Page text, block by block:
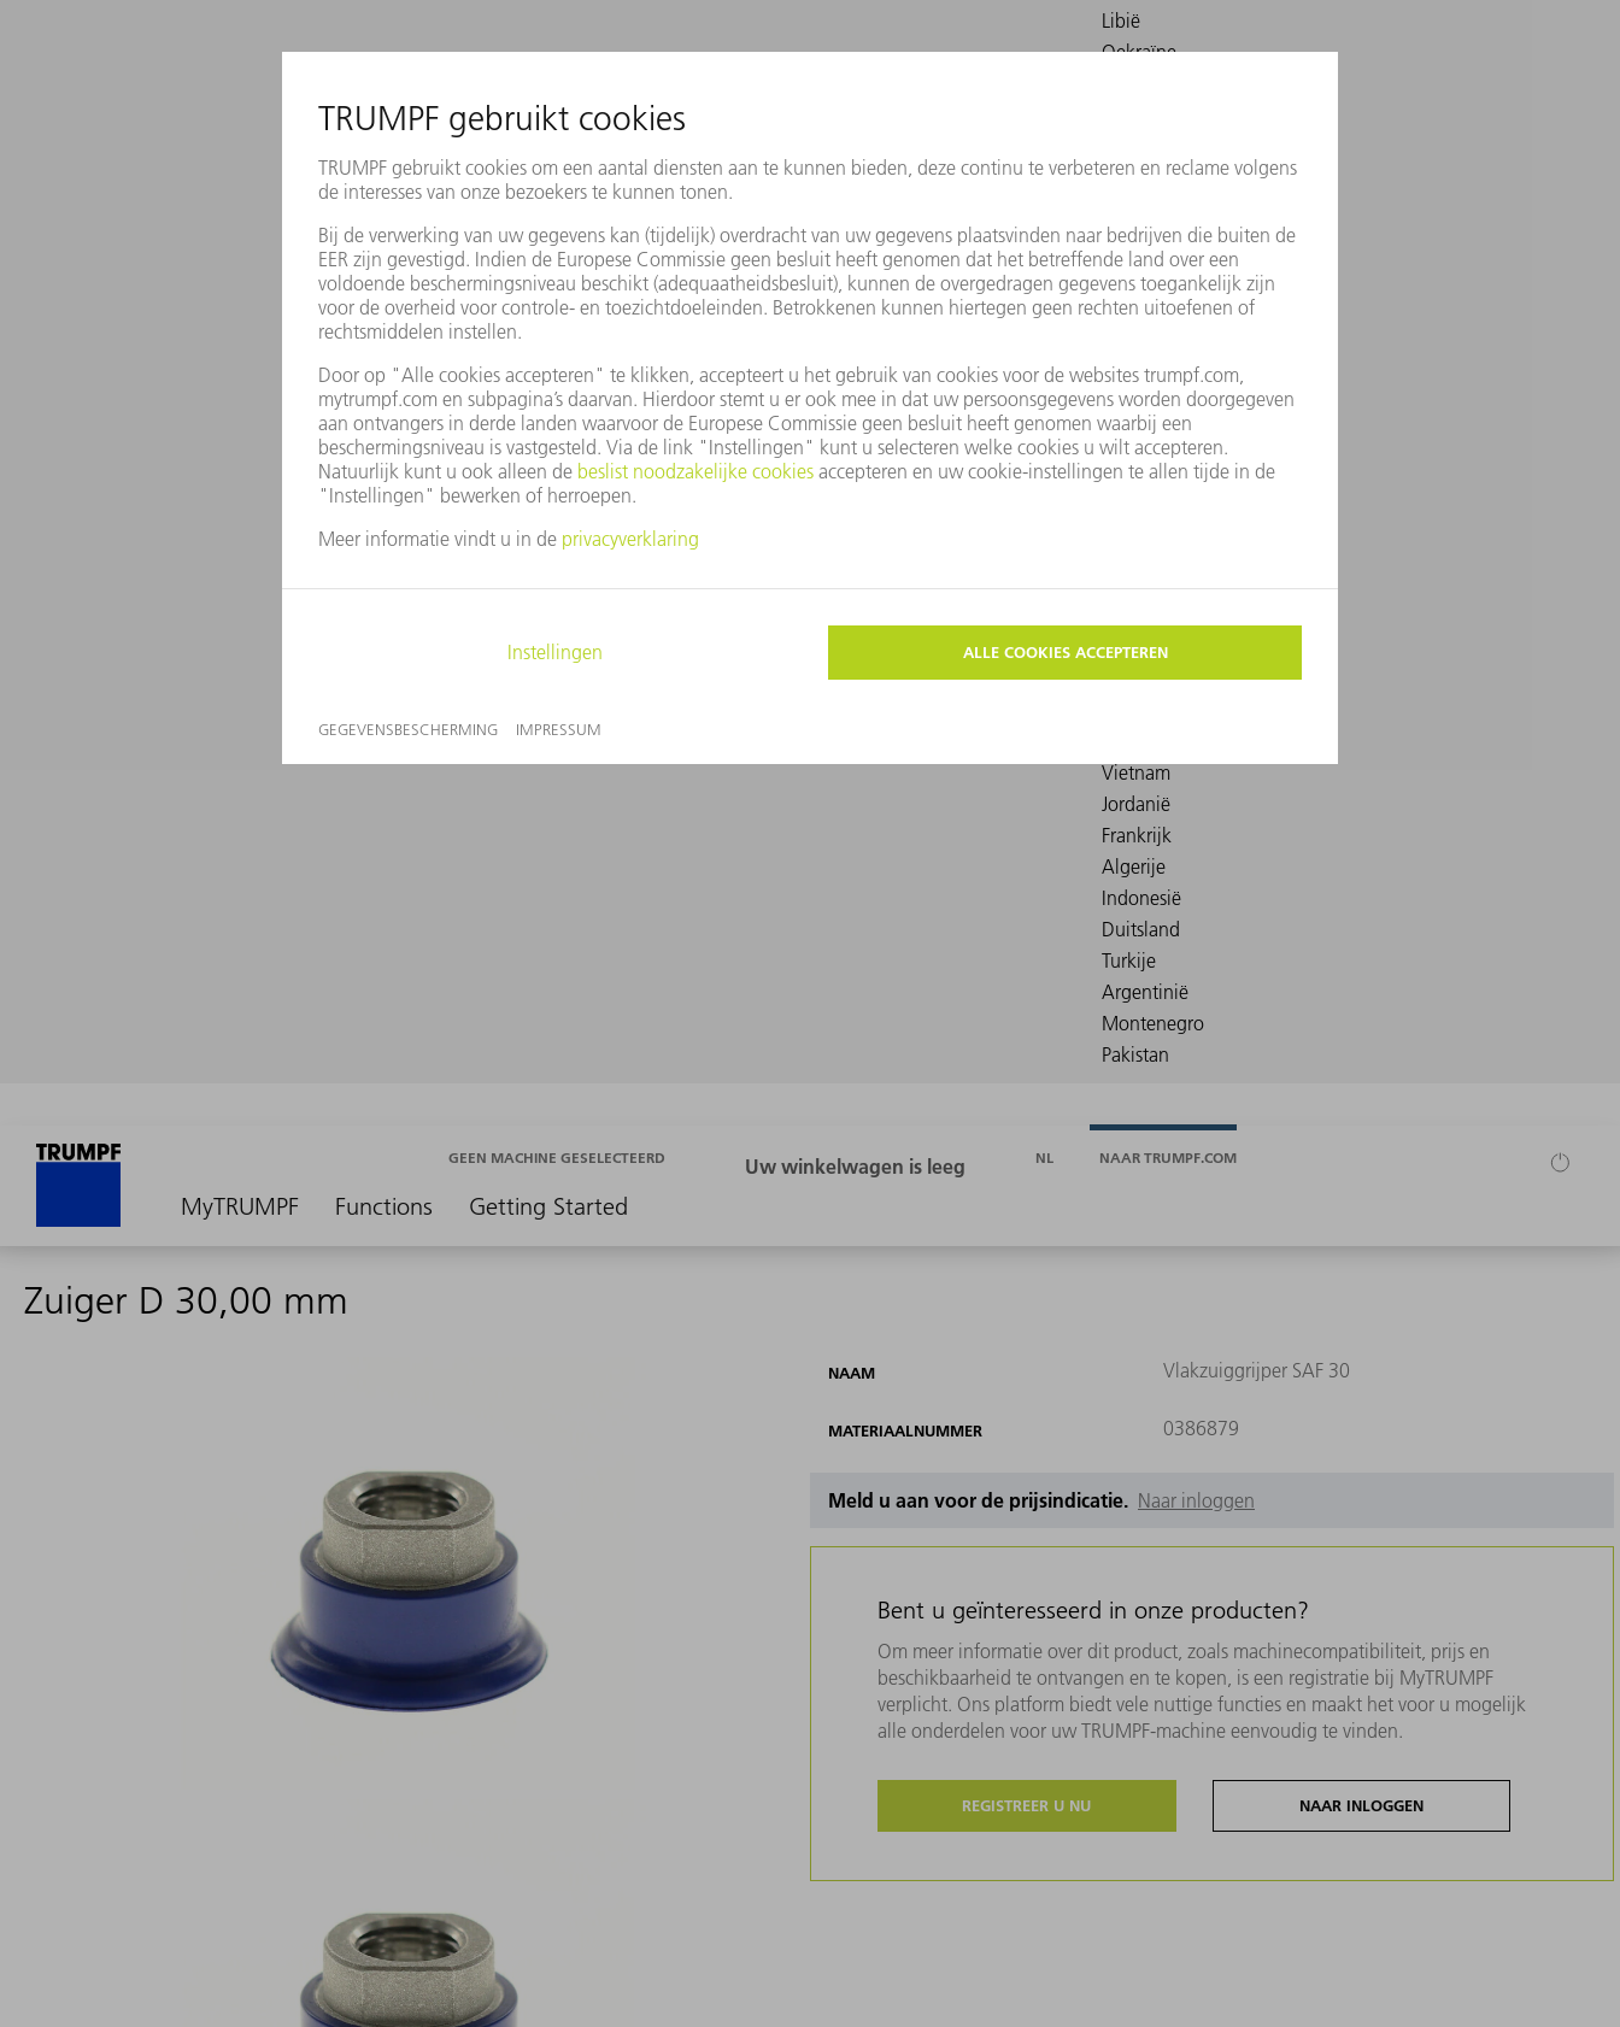
MyTRUMPF Functions Getting Started
GEEN MACHINE GESELECTEERD NL NAAR TRUMPF.COM
Zuiger D 30,00 mm
NAAM Vlakzuiggrijper SAF 30
MATERIAALNUMMER 0386879
Meld u aan voor de prijsindicatie. Naar inloggen
Bent u geïnteresseerd in onze producten?
Om meer informatie over dit product, zoals machinecompatibiliteit, prijs en
beschikbaarheid te ontvangen en te kopen, is een registratie bij MyTRUMPF
verplicht. Ons platform biedt vele nuttige functies en maakt het voor u mogelijk
alle onderdelen voor uw TRUMPF-machine eenvoudig te vinden.
REGISTREER U NU NAAR INLOGGEN